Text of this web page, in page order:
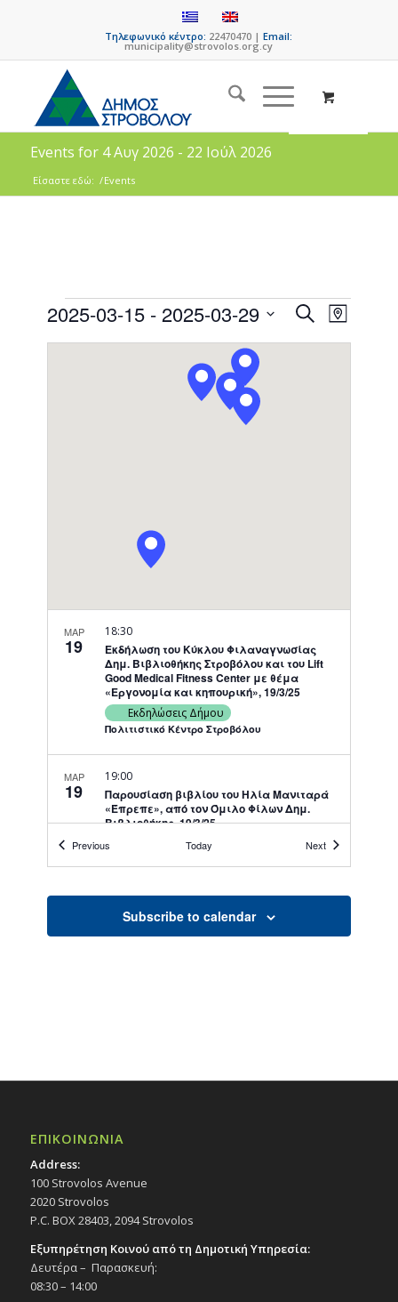
Τηλεφωνικό κέντρο: 22470470 |Email:
municipality@strovolos.org.cy
Events for 4 Αυγ 2026 - 22 Ιούλ 2026
Είσαστε εδώ: /Events
Events
Search
SearchEvent
Views
Map
2025-03-15 - 2025-03-29
ΜΑΡ
19
Εκδήλωση του Κύκλου Φιλαναγνωσίας
Δημ. Βιβλιοθήκης Στροβόλου και του Lift
Good Medical Fitness Center με θέμα
«Εργονομία και κηπουρική», 19/3/25
18:30
Εκδηλώσεις Δήμου
Πολιτιστικό Κέντρο Στροβόλου
ΜΑΡ
19
Παρουσίαση βιβλίου του Ηλία Μανιταρά
«Έπρεπε», από τον Όμιλο Φίλων Δημ.
Βιβλιοθήκης, 19/3/25
19:00
Εκδηλώσεις Δήμου
20
Ενοριακό Συμβούλιο Αγίου Δημητρίου –
18:30
21
Stand- up comedy «Κατερίνα Βρανά- Η
Δημοτικό Θέατρο Στροβόλου
ΜΑΡ
23
Εθνικό και Θρησκευτικό Μνημόσυνο για
τις Εθνικές Επετείους 25ης Μαρτίου και
1ης Απριλίου, στον Ιερό Ναό Αγίου
Σπυρίδωνα, 23/3/25
All Day
Εκδηλώσεις Δήμου
Previous Today NextEvents
Subscribe to calendar
ΕΠΙΚΟΙΝΩΝΙΑ
Address:
100 Strovolos Avenue
2020 Strovolos
P.C. BOX 28403, 2094 Strovolos
Εξυπηρέτηση Κοινού από τη Δημοτική Υπηρεσία:
Δευτέρα – Παρασκευή:
08:30 – 14:00